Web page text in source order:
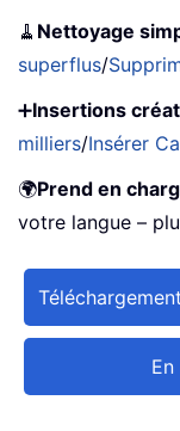
🧹 Nettoyage
superflus/
➕Insertions
milliers/Insérer
🌍Prend en
votre langue –